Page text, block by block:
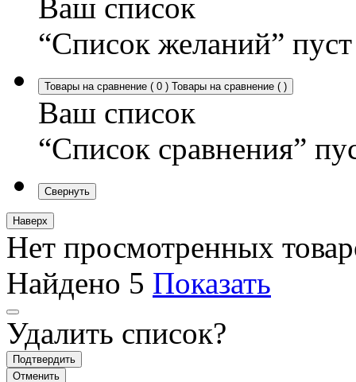
Ваш список
“Список желаний” пуст
Товары на сравнение ( 0 ) Товары на сравнение ( )
Ваш список
“Список сравнения”
Свернуть
Наверх
Нет просмотренных
Найдено 5 Показать
Удалить список?
Подтвердить
Отменить